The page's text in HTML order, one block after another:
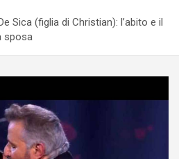
Sica (figlia di Christian): l’abito e il
sposa